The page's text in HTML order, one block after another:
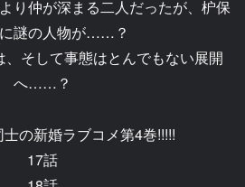
り仲が深まる二人だったが、枦保
謎の人物が……？
そして事態はとんでもない展開
へ……？
の新婚ラブコメ第4巻!!!!!
17話